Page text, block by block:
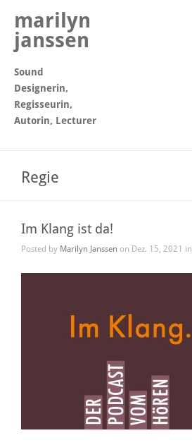
marilyn
janssen
Sound
Designerin,
Regisseurin,
Autorin, Lecturer
Regie
Im Klang ist da!
Posted by Marilyn Janssen on Dez. 15, 2021 in